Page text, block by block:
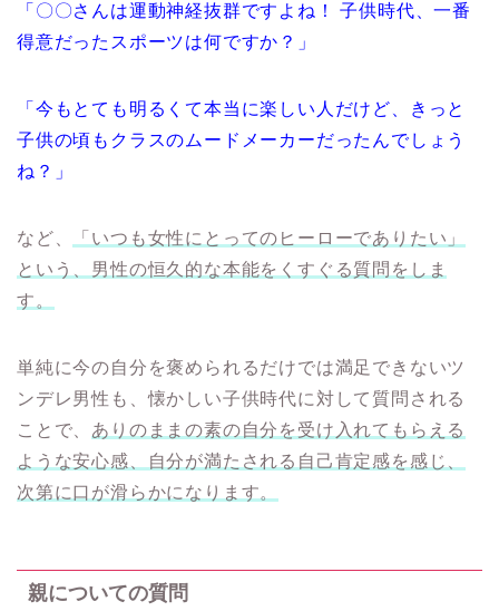
「〇〇さんは運動神経抜群ですよね！ 子供時代、一番
得意だったスポーツは何ですか？」
「今もとても明るくて本当に楽しい人だけど、きっと
子供の頃もクラスのムードメーカーだったんでしょう
ね？」
など、
「いつも女性にとってのヒーローでありたい」
という、男性の恒久的な本能をくすぐる質問をしま
す。
単純に今の自分を褒められるだけでは満足できないツ
ンデレ男性も、懐かしい子供時代に対して質問される
ことで、 ありのままの素の自分を受け入れてもらえる
ような安心感、自分が満たされる自己肯定感を感じ、
次第に口が滑らかになります。
親についての質問